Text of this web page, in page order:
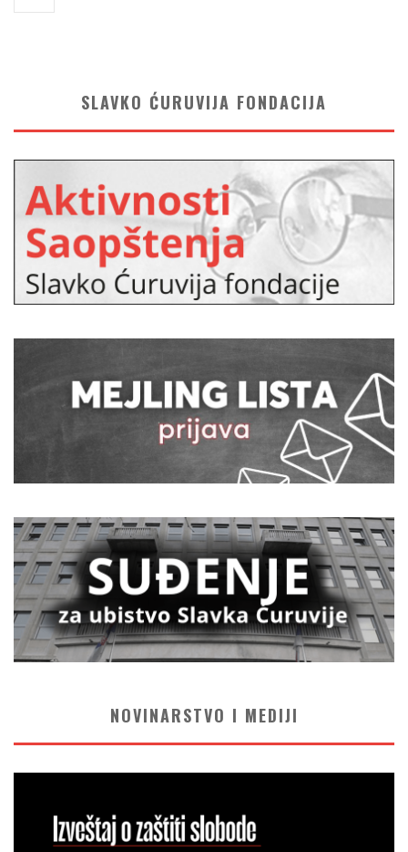
SLAVKO ĆURUVIJA FONDACIJA
NOVINARSTVO I MEDIJI